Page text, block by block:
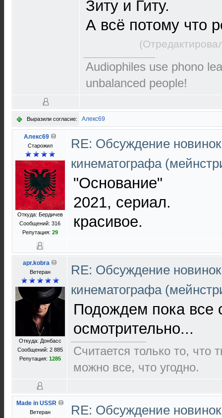
Зиту и Гиту.
А всё потому что
Audiophiles use phono
unbalanced people!
Выразили согласие: Алекс69
Алекс69
Старожил
Откуда: Бердичев
Сообщений: 316
Репутация: 29
RE: Обсуждение
кинематографа
"Основание"
2021, сериал.
красивое.
apr.kobra
Ветеран
Откуда: Донбасс
Сообщений: 2 885
Репутация: 1285
RE: Обсуждение
кинематографа
Подождем пока все
осмотрительно...
Считается только то, что
можно все, что угодно.
Made in USSR
Ветеран
RE: Обсуждение